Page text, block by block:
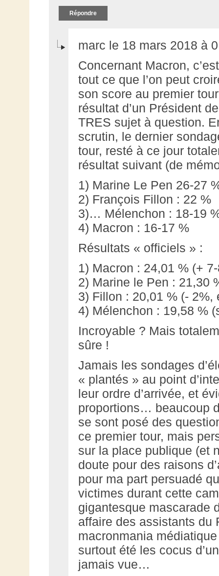
Répondre
marc le 18 mars 2018 à
Concernant Macron,
tout ce que l’on peut
son score au premier
résultat d’un Président
TRES sujet à question.
scrutin, le dernier
tour, resté à ce jour
résultat suivant (de
1) Marine Le Pen 26-27
2) François Fillon : 22 %
3)… Mélenchon : 18-19
4) Macron : 16-17 %
Résultats « officiels » :
1) Macron : 24,01 % (+
2) Marine le Pen : 21,30
3) Fillon : 20,01 % (-
4) Mélenchon : 19,58 %
Incroyable ? Mais
sûre !
Jamais les sondages
« plantés » au point
leur ordre d’arrivée, et
proportions… beaucoup
se sont posé des
ce premier tour, mais
sur la place publique (et
doute pour des raisons
pour ma part persuadé
victimes durant cette
gigantesque mascarade
affaire des assistants du
macronmania
surtout été les cocus
jamais vue…